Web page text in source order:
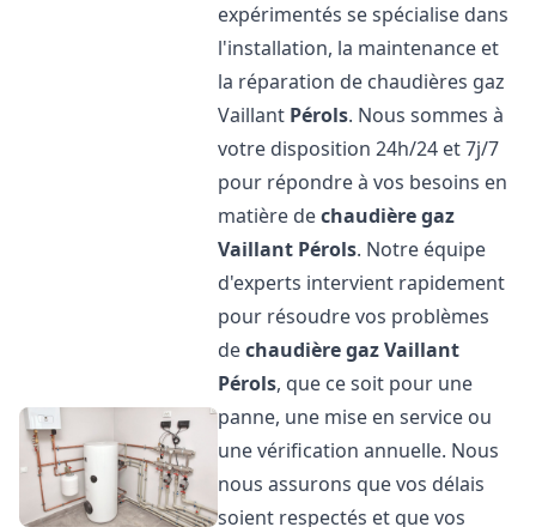
expérimentés se spécialise dans
l'installation, la maintenance et
la réparation de chaudières gaz
Vaillant Pérols. Nous sommes à
votre disposition 24h/24 et 7j/7
pour répondre à vos besoins en
matière dechaudière gaz
Vaillant Pérols. Notre équipe
d'experts intervient rapidement
pour résoudre vos problèmes
dechaudière gaz Vaillant
Pérols, que ce soit pour une
panne, une mise en service ou
une vérification annuelle. Nous
nous assurons que vos délais
soient respectés et que vos